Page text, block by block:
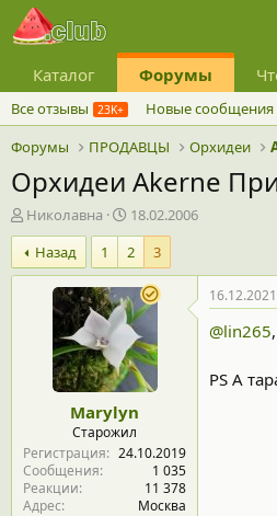
Каталог Форумы
Все отзывы
Новые сообщения
Форумы
ПРОДАВЦЫ Орхидеи
Орхидеи Akerne
А
в
т
о
Николавна
Д
а
т
а
н
а
ч
а
л
а
18.02.2006
Назад
1 2 3
Marylyn
Старожил
Регистрация
24.10.2019
Сообщения
1 035
Реакции
11 378
Адрес
Москва
16.12.2021
@lin265
PS А